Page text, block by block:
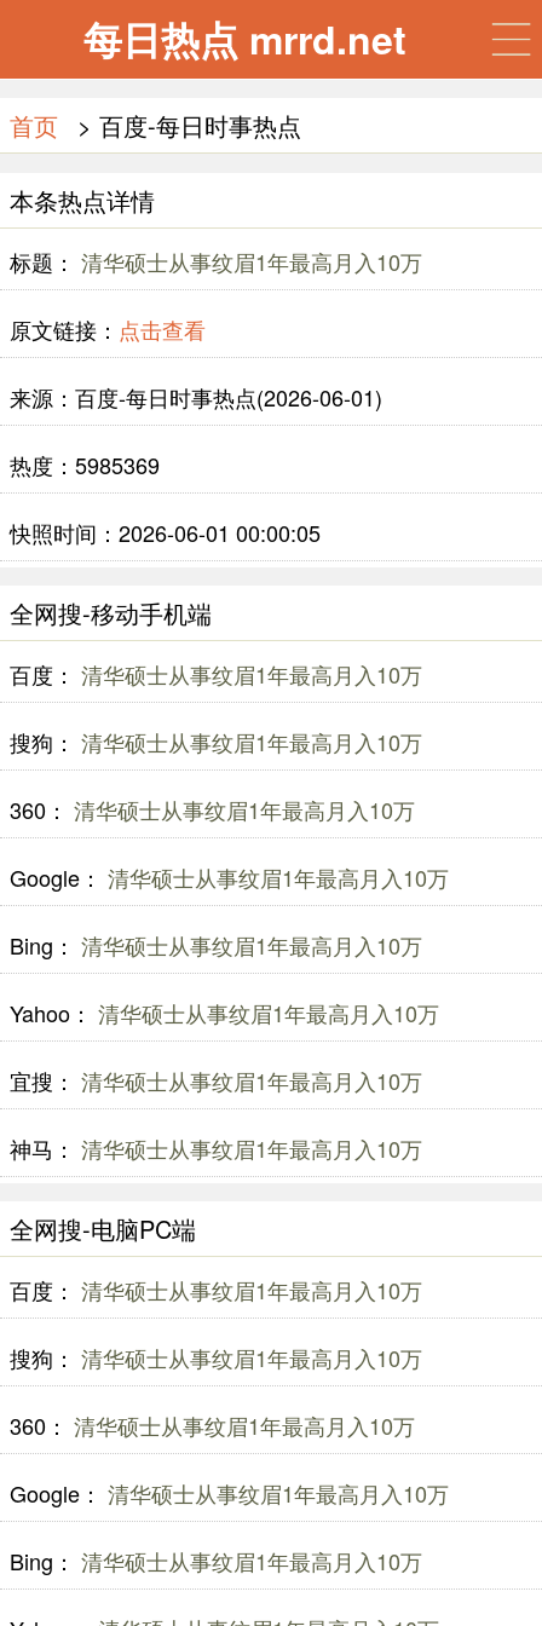
每日热点 mrrd.net
首页 > 百度-每日时事热点
本条热点详情
标题： 清华硕士从事纹眉1年最高月入10万
原文链接： 点击查看
来源：百度-每日时事热点(2026-06-01)
热度：5985369
快照时间：2026-06-01 00:00:05
全网搜-移动手机端
百度： 清华硕士从事纹眉1年最高月入10万
搜狗： 清华硕士从事纹眉1年最高月入10万
360： 清华硕士从事纹眉1年最高月入10万
Google： 清华硕士从事纹眉1年最高月入10万
Bing： 清华硕士从事纹眉1年最高月入10万
Yahoo： 清华硕士从事纹眉1年最高月入10万
宜搜： 清华硕士从事纹眉1年最高月入10万
神马： 清华硕士从事纹眉1年最高月入10万
全网搜-电脑PC端
百度： 清华硕士从事纹眉1年最高月入10万
搜狗： 清华硕士从事纹眉1年最高月入10万
360： 清华硕士从事纹眉1年最高月入10万
Google： 清华硕士从事纹眉1年最高月入10万
Bing： 清华硕士从事纹眉1年最高月入10万